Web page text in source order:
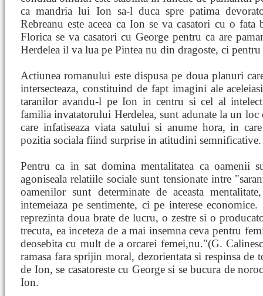
ca mandria lui Ion sa-l duca spre patima
Rebreanu este aceea ca Ion se va casatori cu o
Florica se va casatori cu George pentru ca are
Herdelea il va lua pe Pintea nu din dragoste, ci pentru
Actiunea romanului este dispusa pe doua planuri
intersecteaza, constituind de fapt imagini ale
taranilor avandu-l pe Ion in centru si cel al
familia invatatorului Herdelea, sunt adunate la un loc
care infatiseaza viata satului si anume hora, in
pozitia sociala fiind surprise in atitudini semnificative.
Pentru ca in sat domina mentalitatea ca oamenii
agoniseala relatiile sociale sunt tensionate intre
oamenilor sunt determinate de aceasta
intemeiaza pe sentimente, ci pe interese economice.
reprezinta doua brate de lucru, o zestre si o
trecuta, ea inceteza de a mai insemna ceva pentru
deosebita cu mult de a orcarei femei,nu."(G.
ramasa fara sprijin moral, dezorientata si respinsa de
de Ion, se casatoreste cu George si se bucura de
Ion.